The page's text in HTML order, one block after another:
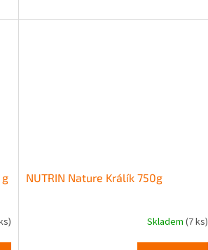
NUTRIN Nature Králík 750g
Skladem (7 ks)